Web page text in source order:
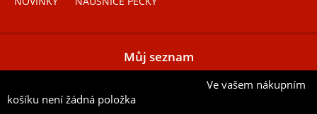
Můj seznam
Ve vašem nákupním
košíku není žádná položka